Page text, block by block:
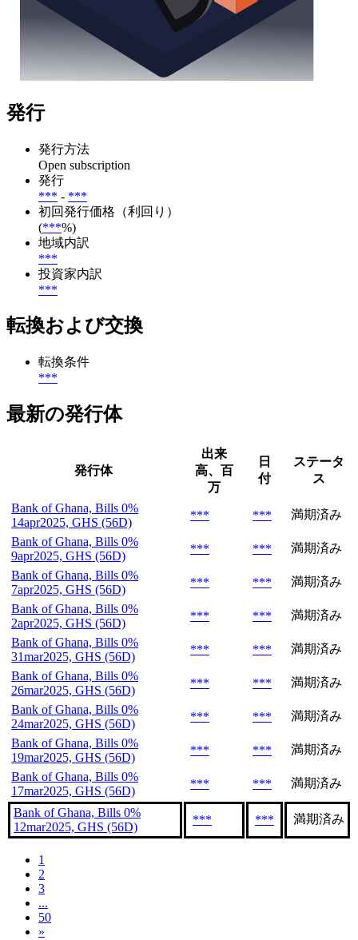
発行
発行方法
Open subscription
発行
*** - ***
初回発行価格（利回り）
(***%)
地域内訳
***
投資家内訳
***
転換および交換
転換条件
***
最新の発行体
発行体
出来
高、百
万
日
付
ステータ
ス
Bank of Ghana, Bills 0%
14apr2025, GHS (56D)
*** ***
満期済み
Bank of Ghana, Bills 0%
9apr2025, GHS (56D)
*** ***
満期済み
Bank of Ghana, Bills 0%
7apr2025, GHS (56D)
*** ***
満期済み
Bank of Ghana, Bills 0%
2apr2025, GHS (56D)
*** ***
満期済み
Bank of Ghana, Bills 0%
31mar2025, GHS (56D)
*** ***
満期済み
Bank of Ghana, Bills 0%
26mar2025, GHS (56D)
*** ***
満期済み
Bank of Ghana, Bills 0%
24mar2025, GHS (56D)
*** ***
満期済み
Bank of Ghana, Bills 0%
19mar2025, GHS (56D)
*** ***
満期済み
Bank of Ghana, Bills 0%
17mar2025, GHS (56D)
*** *** 満期済み
Bank of Ghana, Bills 0%
12mar2025, GHS (56D)
*** *** 満期済み
1
2
3
...
50
»